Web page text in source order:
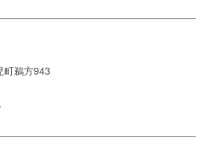
町鵜方943